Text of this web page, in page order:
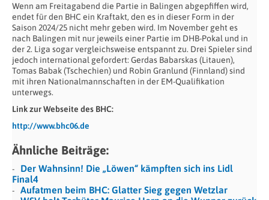
Wenn am Freitagabend die Partie in Balingen abgepfiffen wird,
endet für den BHC ein Kraftakt, den es in dieser Form in der
Saison 2024/25 nicht mehr geben wird. Im November geht es
nach Balingen mit nur jeweils einer Partie im DHB-Pokal und in
der 2. Liga sogar vergleichsweise entspannt zu. Drei Spieler sind
jedoch international gefordert: Gerdas Babarskas (Litauen),
Tomas Babak (Tschechien) und Robin Granlund (Finnland) sind
mit ihren Nationalmannschaften in der EM-Qualifikation
unterwegs.
Link zur Webseite des BHC:
http://www.bhc06.de
Ähnliche Beiträge:
Der Wahnsinn! Die „Löwen“ kämpften sich ins Lidl
Final4
Aufatmen beim BHC: Glatter Sieg gegen Wetzlar